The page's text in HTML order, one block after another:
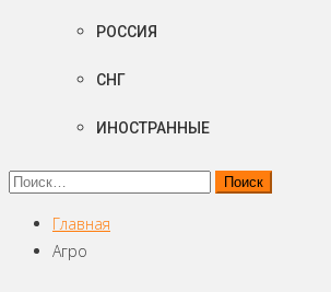
РОССИЯ
СНГ
ИНОСТРАННЫЕ
Найти:
Главная
Агро